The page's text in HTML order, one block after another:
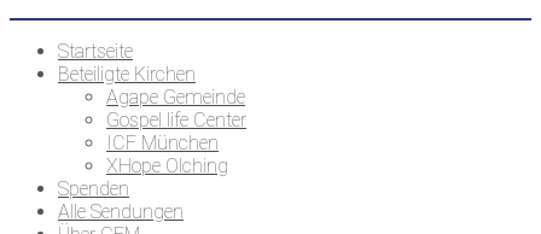
Startseite
Beteiligte Kirchen
Agape Gemeinde
Gospel life Center
ICF München
XHope Olching
Spenden
Alle Sendungen